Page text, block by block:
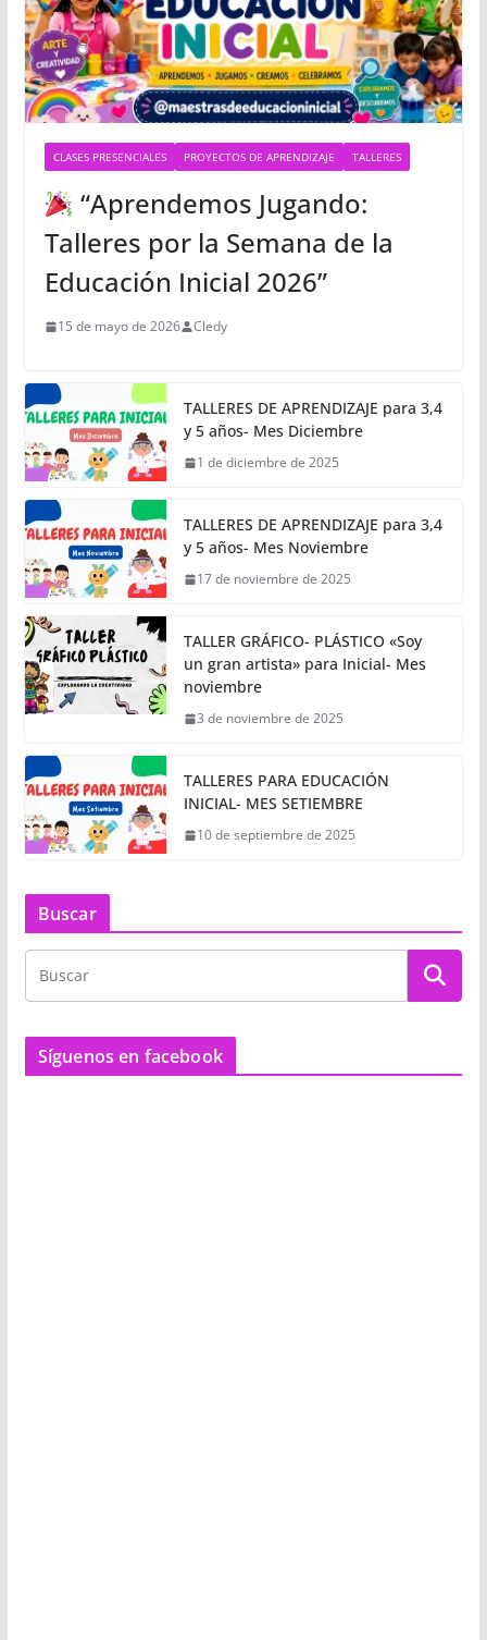
CLASES PRESENCIALES PROYECTOS DE APRENDIZAJE TALLERES
“Aprendemos Jugando:
Talleres por la Semana de la
Educación Inicial 2026”
15 de mayo de 2026 Cledy
TALLERES DE APRENDIZAJE para 3,4
y 5 años- Mes Diciembre
1 de diciembre de 2025
TALLERES DE APRENDIZAJE para 3,4
y 5 años- Mes Noviembre
17 de noviembre de 2025
TALLER GRÁFICO- PLÁSTICO «Soy
un gran artista» para Inicial- Mes
noviembre
3 de noviembre de 2025
TALLERES PARA EDUCACIÓN
INICIAL- MES SETIEMBRE
10 de septiembre de 2025
Buscar
Síguenos en facebook